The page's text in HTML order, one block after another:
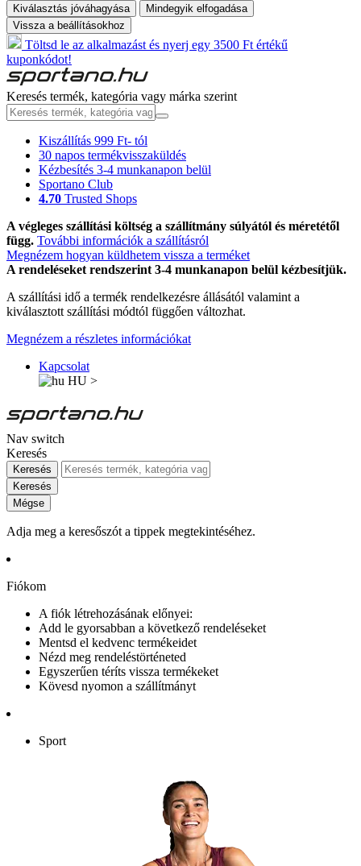
Kiválasztás jóváhagyása
Mindegyik elfogadása
Vissza a beállításokhoz
Töltsd le az alkalmazást és nyerj egy 3500 Ft értékű
kuponkódot!
Keresés termék, kategória vagy márka szerint
Kiszállítás 999 Ft- tól
30 napos termékvisszaküldés
Kézbesítés 3-4 munkanapon belül
Sportano Club
4.70 Trusted Shops
A végleges szállítási költség a szállítmány súlyától és méretétől
függ. További információk a szállításról
Megnézem hogyan küldhetem vissza a terméket
A rendeléseket rendszerint 3-4 munkanapon belül kézbesítjük.
A szállítási idő a termék rendelkezésre állásától valamint a
kiválasztott szállítási módtól függően változhat.
Megnézem a részletes információkat
Kapcsolat
HU >
Nav switch
Keresés
Keresés
Keresés
Mégse
Adja meg a keresőszót a tippek megtekintéséhez.
Fiókom
A fiók létrehozásának előnyei:
Add le gyorsabban a következő rendeléseket
Mentsd el kedvenc termékeidet
Nézd meg rendeléstörténeted
Egyszerűen téríts vissza termékeket
Kövesd nyomon a szállítmányt
Sport